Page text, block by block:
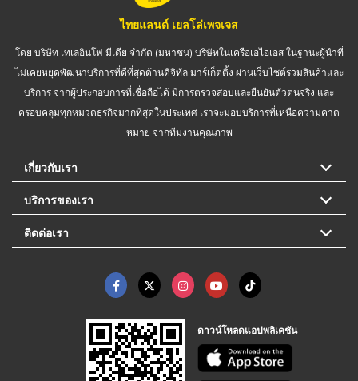
ไทยแลนด์ เยลโล่เพจเจส
โดย บริษัท เทเลอินโฟ มีเดีย จำกัด (มหาชน) บริษัทในเครือเอไอเอส ในฐานะผู้นำที่
ไม่เคยหยุดพัฒนาบริการที่ดีที่สุดด้านดิจิทัล มาร์เก็ตติ้ง ผ่านเว็บไซต์รวมสินค้าและ
บริการ จากผู้ประกอบการที่เชื่อถือได้ มีการตรวจสอบและยืนยันตัวตนจริง และ
ครอบคลุมทุกหมวดธุรกิจมากที่สุดในประเทศ เราจะมอบบริการที่เหนือความคาด
หมาย จากทีมงานคุณภาพ
เกี่ยวกับเรา
บริการของเรา
ติดต่อเรา
ดาวน์โหลดแอปพลิเคชัน